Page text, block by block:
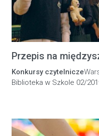
Przepis na
Konkursy czytelnicze
Biblioteka w Szkole 02/